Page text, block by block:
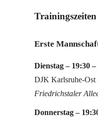
Trainingszeiten
Erste
Dienstag – 19:30
DJK Karlsruhe-Ost
Friedrichstaler
Donnerstag –